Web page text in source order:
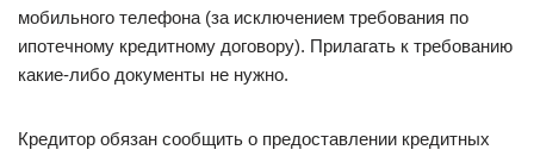
мобильного телефона (за исключением требования по
ипотечному кредитному договору). Прилагать к требованию
какие-либо документы не нужно.
Кредитор обязан сообщить о предоставлении кредитных